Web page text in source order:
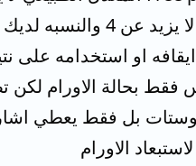
او استخدامه على
فقط بحالة الاورام
بل فقط يعطي
الاورام